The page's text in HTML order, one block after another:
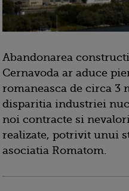
Abandonarea
Cernavoda ar aduce
romaneasca de circa 3
disparitia industriei
noi contracte si
realizate, potrivit unui
asociatia Romatom.